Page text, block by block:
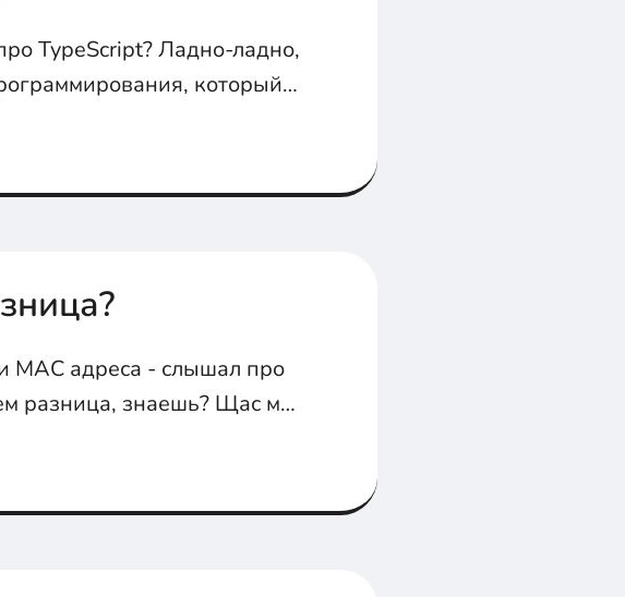
TypeScript? Ладно-ладно,
который
MAC адреса - слышал про
разница, знаешь? Щас мы